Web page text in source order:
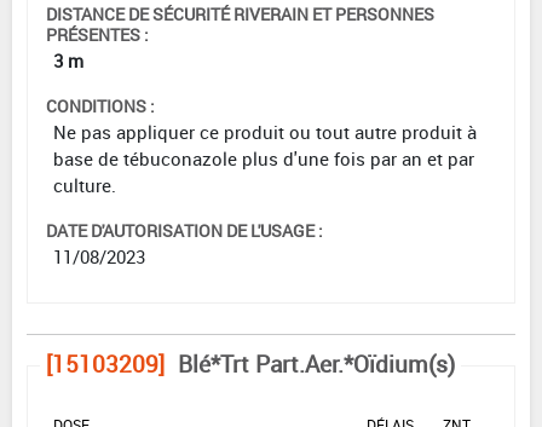
DISTANCE DE SÉCURITÉ RIVERAIN ET PERSONNES
PRÉSENTES :
3 m
CONDITIONS :
Ne pas appliquer ce produit ou tout autre produit à
base de tébuconazole plus d'une fois par an et par
culture.
DATE D'AUTORISATION DE L'USAGE :
11/08/2023
[15103209] Blé*Trt Part.Aer.*Oïdium(s)